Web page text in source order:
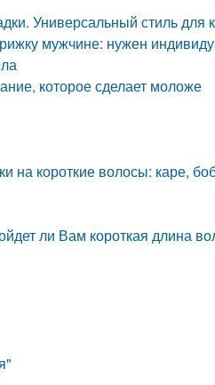
Универсальный стиль для
мужчине: нужен
которое сделает моложе
короткие волосы: каре,
ли Вам короткая длина